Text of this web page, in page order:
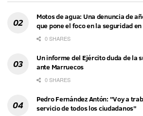
Motos de agua: Una denuncia de
que pone el foco en la seguridad
0 SHARES
Un informe del Ejército duda de la
ante Marruecos
0 SHARES
Pedro Fernández Antón: "Voy a
servicio de todos los ciudadanos"